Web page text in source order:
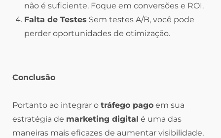
não é suficiente. Foque em conversões e ROI.
Falta de Testes Sem testes A/B, você pode
perder oportunidades de otimização.
Conclusão
Portanto ao integrar o tráfego pago em sua
estratégia de marketing digital é uma das
maneiras mais eficazes de aumentar visibilidade,